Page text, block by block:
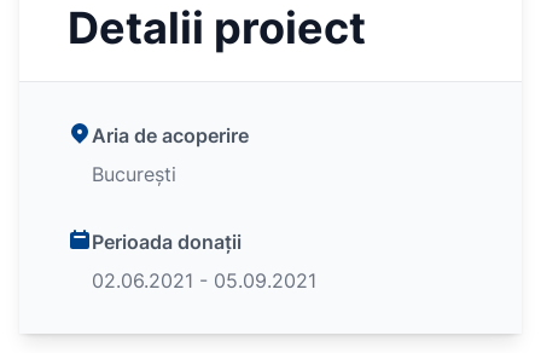
Detalii proiect
Aria de acoperire
București
Perioada donații
02.06.2021 - 05.09.2021